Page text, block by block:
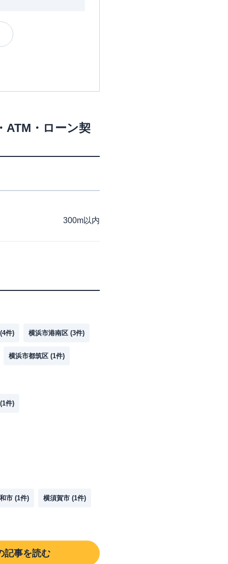
ATM・ローン契
300m以内
(4件) 横浜市港南区 (3件)
横浜市都筑区 (1件)
(1件)
市 (1件) 横須賀市 (1件)
記事を読む